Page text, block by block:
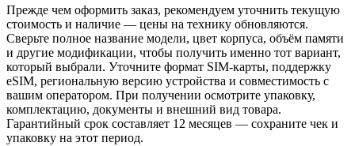
Прежде чем оформить заказ, рекомендуем уточнить текущую
стоимость и наличие — цены на технику обновляются.
Сверьте полное название модели, цвет корпуса, объём памяти
и другие модификации, чтобы получить именно тот вариант,
который выбрали. Уточните формат SIM-карты, поддержку
eSIM, региональную версию устройства и совместимость с
вашим оператором. При получении осмотрите упаковку,
комплектацию, документы и внешний вид товара.
Гарантийный срок составляет 12 месяцев — сохраните чек и
упаковку на этот период.